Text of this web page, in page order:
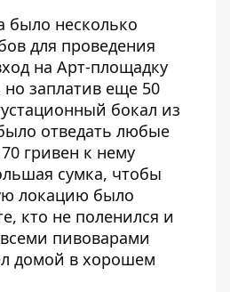
было несколько
для проведения
на Арт-площадку
но заплатив еще 50
бокал из
отведать любые
гривен к нему
сумка, чтобы
локацию было
кто не поленился и
пивоварами
домой в хорошем